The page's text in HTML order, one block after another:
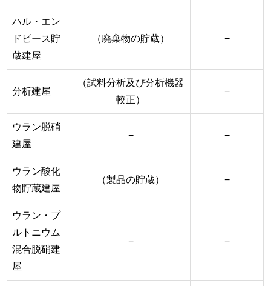
ハル・エン
ドピース貯
蔵建屋
（廃棄物の貯蔵） −
分析建屋
（試料分析及び分析機器
較正）
−
ウラン脱硝
建屋
− −
ウラン酸化
物貯蔵建屋
（製品の貯蔵） −
ウラン・プ
ルトニウム
混合脱硝建
屋
− −